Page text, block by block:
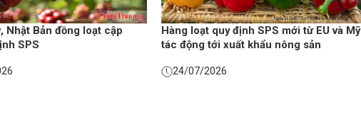
Nhật Bản đồng loạt cập
SPS
Hàng loạt quy định SPS mới từ EU và Mỹ
tác động tới xuất khẩu nông sản
24/07/2026